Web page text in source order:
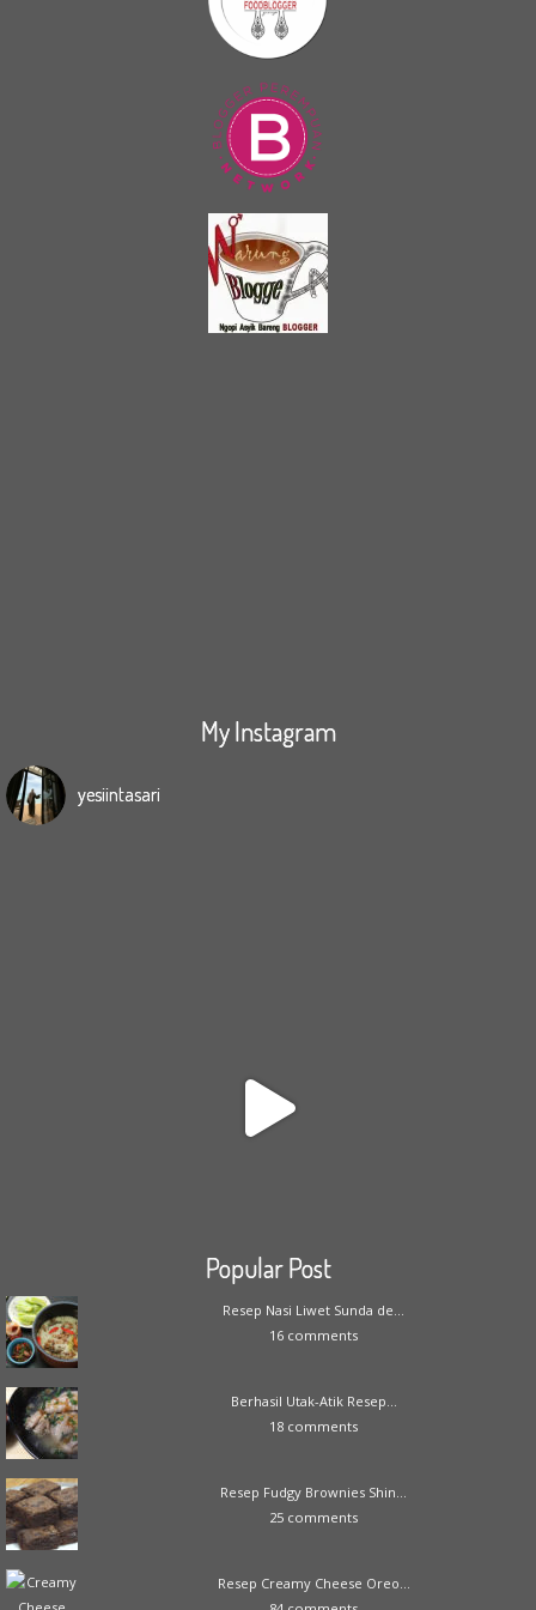
My Instagram
yesiintasari
Popular Post
Resep Nasi Liwet Sunda de...
16 comments
Berhasil Utak-Atik Resep...
18 comments
Resep Fudgy Brownies Shin...
25 comments
Resep Creamy Cheese Oreo...